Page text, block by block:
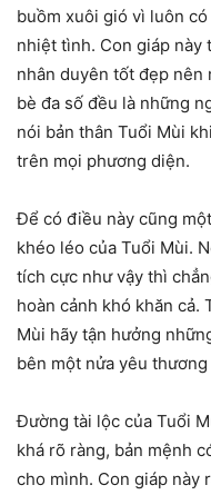
buồm xuôi gió vì luôn
nhiệt tình. Con giáp
nhân duyên tốt đẹp nên
bè đa số đều là những
nói bản thân Tuổi Mùi
trên mọi phương diện.
Để có điều này cũng
khéo léo của Tuổi Mùi.
tích cực như vậy thì
hoàn cảnh khó khăn cả.
Mùi hãy tận hưởng
bên một nửa yêu
Đường tài lộc của Tuổi
khá rõ ràng, bản mệnh
cho mình. Con giáp này